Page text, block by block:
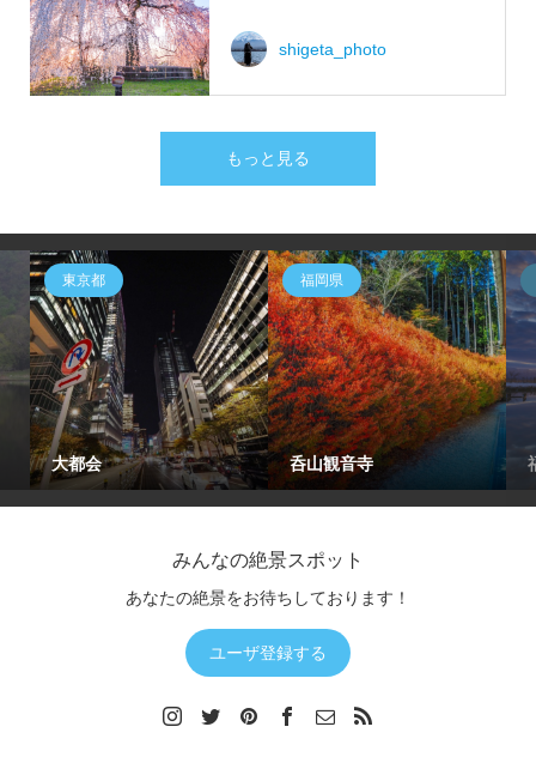
shigeta_photo
もっと見る
東京都
大都会
福岡県
呑山観音寺
みんなの絶景スポット
あなたの絶景をお待ちしております！
ユーザ登録する